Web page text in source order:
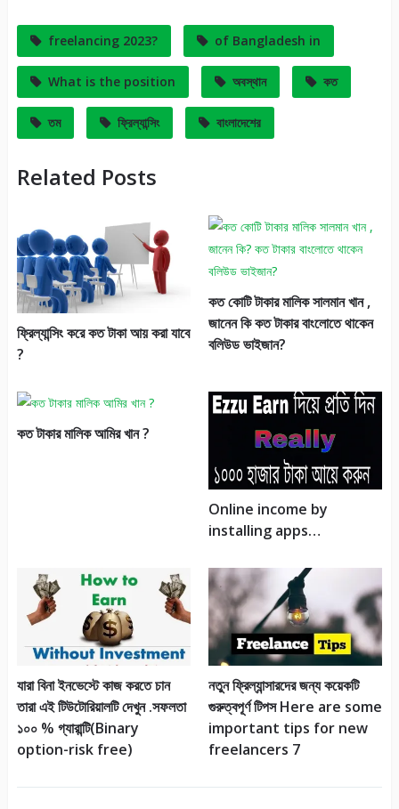
freelancing 2023? of Bangladesh in
What is the position অবস্থান কত
তম ফ্রিল্যান্সিং বাংলাদেশের
Related Posts
ফ্রিল্যান্সিং করে কত টাকা আয় করা যাবে
?
কত কোটি টাকার মালিক সালমান খান ,
জানেন কি কত টাকার বাংলোতে থাকেন
বলিউড ভাইজান?
কত টাকার মালিক আমির খান ?
Online income by
installing apps…
যারা বিনা ইনভেস্টে কাজ করতে চান
তারা এই টিউটোরিয়ালটি দেখুন .সফলতা
১০০ % গ্যারান্টি(Binary
option-risk free)
নতুন ফ্রিল্যান্সারদের জন্য কয়েকটি
গুরুত্বপূর্ণ টিপস Here are some
important tips for new
freelancers 7